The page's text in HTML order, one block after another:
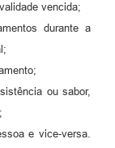
vencida;
durante a
ou sabor,
e vice-versa.